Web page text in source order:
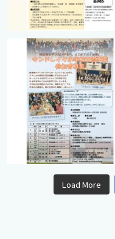
cts.international.friendship
8月 12
Load More